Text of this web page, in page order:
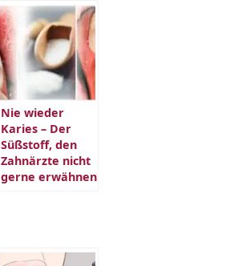
Nie wieder
Karies – Der
Süßstoff, den
Zahnärzte nicht
gerne erwähnen